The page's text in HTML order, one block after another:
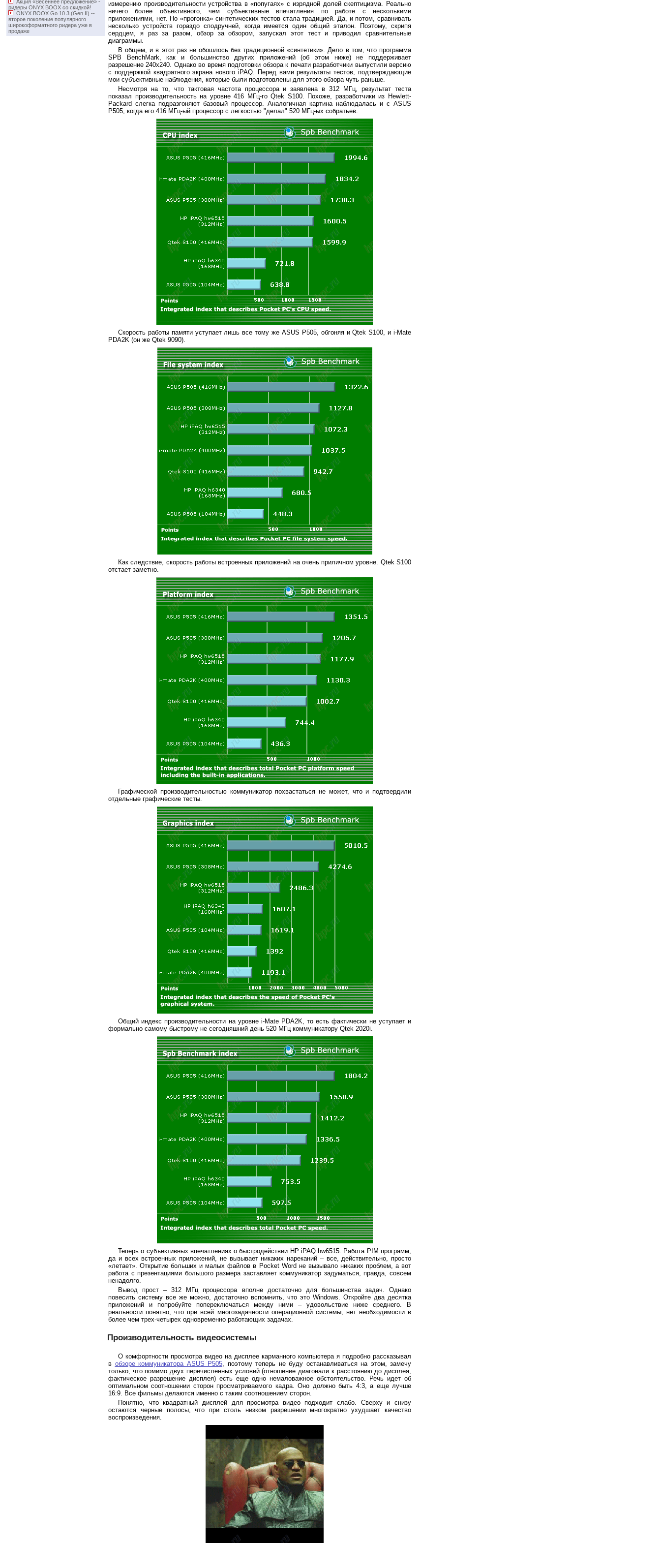
Акция «Весеннее предложение» -
ридеры ONYX BOOX со скидкой!
ONYX BOOX Go 10.3 (Gen II) -­
второе поколение популярного
широкоформатного ридера уже в
продаже
измерению производительности устройства в «попугаях» с изрядной долей скептицизма. Реально
ничего более объективного, чем субъективные впечатления по работе с несколькими
приложениями, нет. Но «прогонка» синтетических тестов стала традицией. Да, и потом, сравнивать
несколько устройств гораздо сподручней, когда имеется один общий эталон. Поэтому, скрипя
сердцем, я раз за разом, обзор за обзором, запускал этот тест и приводил сравнительные
диаграммы.
В общем, и в этот раз не обошлось без традиционной «синтетики». Дело в том, что программа
SPB BenchMark, как и большинство других приложений (об этом ниже) не поддерживает
разрешение 240х240. Однако во время подготовки обзора к печати разработчики выпустили версию
с поддержкой квадратного экрана нового iPAQ. Перед вами результаты тестов, подтверждающие
мои субъективные наблюдения, которые были подготовлены для этого обзора чуть раньше.
Несмотря на то, что тактовая частота процессора и заявлена в 312 МГц, результат теста
показал производительность на уровне 416 МГц-го Qtek S100. Похоже, разработчики из Hewlett-
Packard слегка подразгоняют базовый процессор. Аналогичная картина наблюдалась и с ASUS
P505, когда его 416 МГц-ый процессор с легкостью "делал" 520 МГц-ых собратьев.
Скорость работы памяти уступает лишь все тому же ASUS P505, обгоняя и Qtek S100, и i-Mate
PDA2K (он же Qtek 9090).
Как следствие, скорость работы встроенных приложений на очень приличном уровне. Qtek S100
отстает заметно.
Графической производительностью коммуникатор похвастаться не может, что и подтвердили
отдельные графические тесты.
Общий индекс производительности на уровне i-Mate PDA2K, то есть фактически не уступает и
формально самому быстрому не сегодняшний день 520 МГц коммуникатору Qtek 2020i.
Теперь о субъективных впечатлениях о быстродействии HP iPAQ hw6515. Работа PIM программ,
да и всех встроенных приложений, не вызывает никаких нареканий – все, действительно, просто
«летает». Открытие больших и малых файлов в Pocket Word не вызывало никаких проблем, а вот
работа с презентациями большого размера заставляет коммуникатор задуматься, правда, совсем
ненадолго.
Вывод прост – 312 МГц процессора вполне достаточно для большинства задач. Однако
повесить систему все же можно, достаточно вспомнить, что это Windows. Откройте два десятка
приложений и попробуйте попереключаться между ними – удовольствие ниже среднего. В
реальности понятно, что при всей многозадачности операционной системы, нет необходимости в
более чем трех-четырех одновременно работающих задачах.
Производительность видеосистемы
О комфортности просмотра видео на дисплее карманного компьютера я подробно рассказывал
в обзоре коммуникатора ASUS P505 , поэтому теперь не буду останавливаться на этом, замечу
только, что помимо двух перечисленных условий (отношение диагонали к расстоянию до дисплея,
фактическое разрешение дисплея) есть еще одно немаловажное обстоятельство. Речь идет об
оптимальном соотношении сторон просматриваемого кадра. Оно должно быть 4:3, а еще лучше
16:9. Все фильмы делаются именно с таким соотношением сторон.
Понятно, что квадратный дисплей для просмотра видео подходит слабо. Сверху и снизу
остаются черные полосы, что при столь низком разрешении многократно ухудшает качество
воспроизведения.